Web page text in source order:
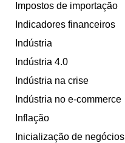
Impostos de importação
Indicadores financeiros
Indústria
Indústria 4.0
Indústria na crise
Indústria no e-commerce
Inflação
Inicialização de negócios